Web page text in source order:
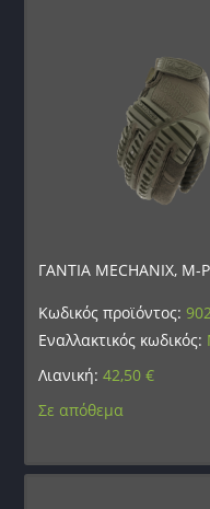
ΓΑΝΤΙΑ MECHANIX,
Κωδικός προϊόντος:
Εναλλακτικός κωδικός:
Λιανική:42,50€
Σε απόθεμα